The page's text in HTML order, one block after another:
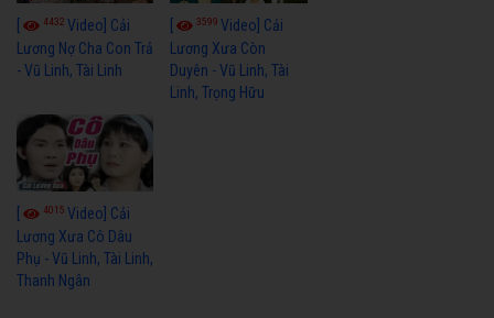
4432 Video] Cải
Lương Nợ Cha Con Trả
- Vũ Linh, Tài Linh
3599Video] Cải
Lương Xưa Còn
Duyên - Vũ Linh, Tài
Linh, Trọng Hữu
4015 Video] Cải
Lương Xưa Cô Dâu
Phụ - Vũ Linh, Tài Linh,
Thanh Ngân